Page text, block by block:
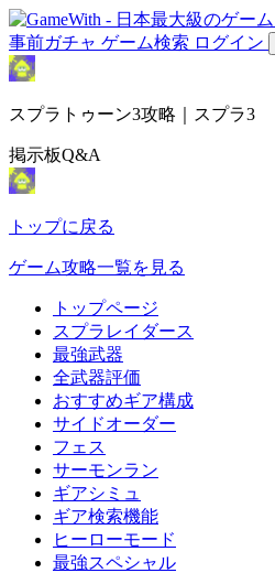
事前ガチャ ゲーム検索 ログイン
スプラトゥーン3攻略｜スプラ3
掲示板Q&A
トップに戻る
ゲーム攻略一覧を見る
トップページ
スプラレイダース
最強武器
全武器評価
おすすめギア構成
サイドオーダー
フェス
サーモンラン
ギアシミュ
ギア検索機能
ヒーローモード
最強スペシャル